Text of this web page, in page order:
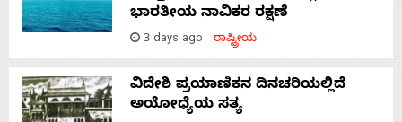
ಭಾರತೀಯ ನಾವಿಕರ ರಕ್ಷಣೆ
3 days ago ರಾಷ್ಟ್ರೀಯ
ವಿದೇಶಿ ಪ್ರಯಾಣಿಕನ ದಿನಚರಿಯಲ್ಲಿದೆ
ಅಯೋಧ್ಯೆಯ ಸತ್ಯ